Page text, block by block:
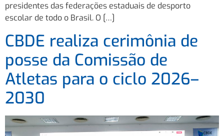
presidentes das federações estaduais de desporto
escolar de todo o Brasil. O […]
CBDE realiza cerimônia de
posse da Comissão de
Atletas para o ciclo 2026–
2030